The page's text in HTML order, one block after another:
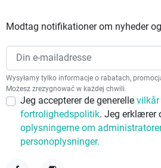
Modtag notifikationer om nyheder
Wysyłamy tylko informacje o rabatach,
Możesz zrezygnować w każdej chwili.
Jeg accepterer de generelle vilkår
fortrolighedspolitik. Jeg erklærer
oplysningerne om
personoplysninger.